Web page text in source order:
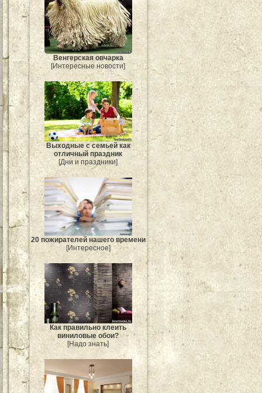
Венгерская овчарка
[Интересные новости]
Выходные с семьей как
отличный праздник
[Дни и праздники]
20 пожирателей нашего времени
[Интересное]
Как правильно клеить
виниловые обои?
[Надо знать]